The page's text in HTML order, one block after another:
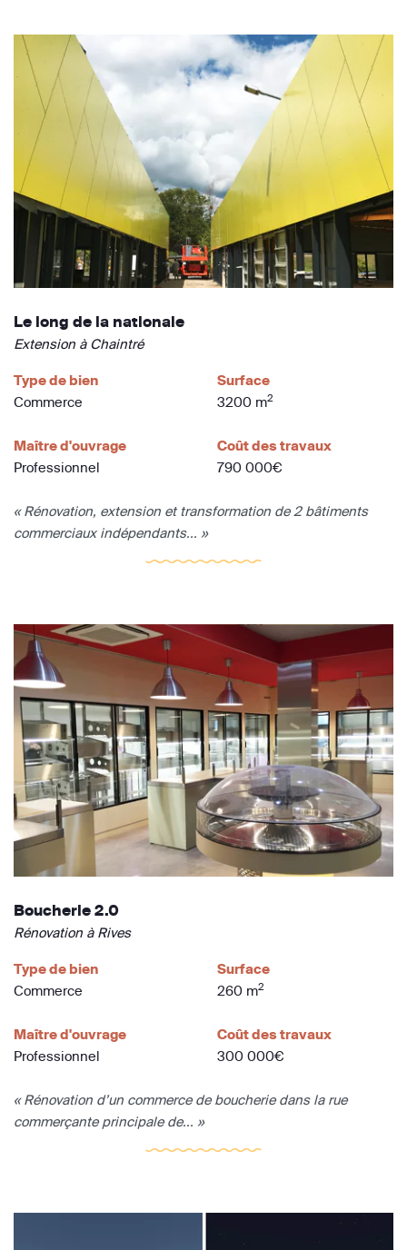
Le long de la nationale
Extension à Chaintré
Type de bien
Commerce
Surface
3200 m2
Maître d'ouvrage
Professionnel
Coût des travaux
790 000€
« Rénovation, extension et transformation de 2 bâtiments
commerciaux indépendants... »
Boucherie 2.0
Rénovation à Rives
Type de bien
Commerce
Surface
260 m2
Maître d'ouvrage
Professionnel
Coût des travaux
300 000€
« Rénovation d’un commerce de boucherie dans la rue
commerçante principale de... »